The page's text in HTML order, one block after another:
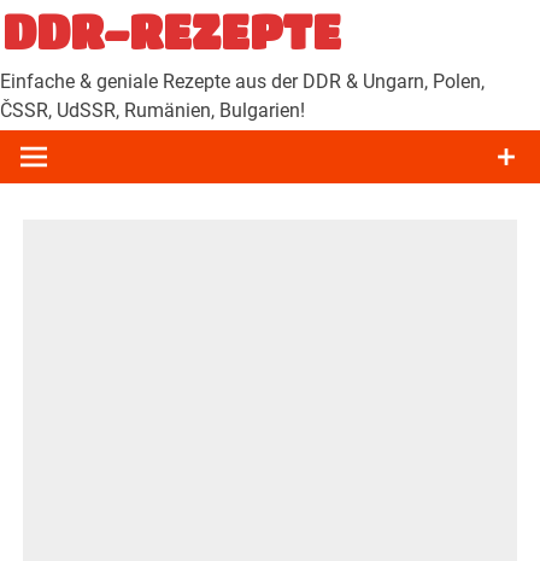
Zum
Inhalt
springen
DDR-REZEPTE
Einfache & geniale Rezepte aus der DDR & Ungarn, Polen,
ČSSR, UdSSR, Rumänien, Bulgarien!